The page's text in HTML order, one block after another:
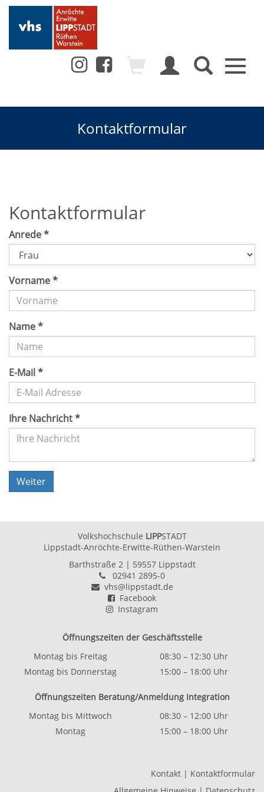
Toggle
Kontaktformular
Kontaktformular
Anrede*
Vorname*
Name*
E-Mail *
Ihre Nachricht*
Weiter
Volkshochschule LIPPSTADT
Lippstadt-Anröchte-Erwitte-Rüthen-Warstein
Barthstraße 2| 59557 Lippstadt
02941 2895-0
vhs@lippstadt.de
Facebook
Instagram
Öffnungszeiten der Geschäftsstelle
Montag bis Freitag
08:30 – 12:30 Uhr
Montag bis Donnerstag
15:00 – 18:00 Uhr
Öffnungszeiten Beratung/Anmeldung Integration
Montag bis Mittwoch
08:30 – 12:00 Uhr
Montag
15:00 – 18:00 Uhr
Kontakt | Kontaktformular